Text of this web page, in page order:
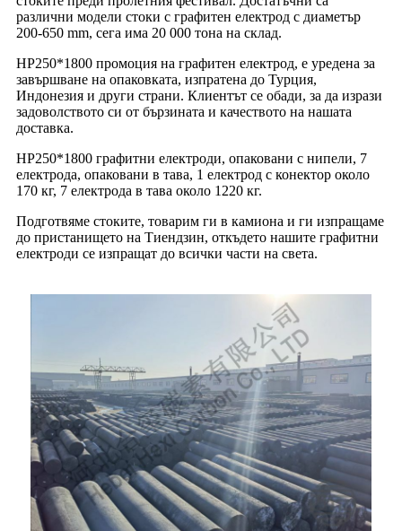
различни модели стоки с графитен електрод с диаметър
200-650 mm, сега има 20 000 тона на склад.
HP250*1800 промоция на графитен електрод, е уредена за
завършване на опаковката, изпратена до Турция,
Индонезия и други страни. Клиентът се обади, за да изрази
задоволството си от бързината и качеството на нашата
доставка.
HP250*1800 графитни електроди, опаковани с нипели, 7
електрода, опаковани в тава, 1 електрод с конектор около
170 кг, 7 електрода в тава около 1220 кг.
Подготвяме стоките, товарим ги в камиона и ги изпращаме
до пристанището на Тиендзин, откъдето нашите графитни
електроди се изпращат до всички части на света.